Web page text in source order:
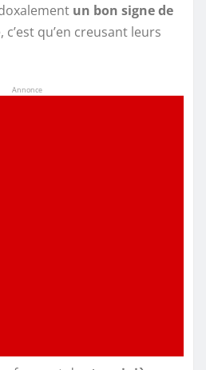
un bon signe de
c’est qu’en creusant leurs
Annonce